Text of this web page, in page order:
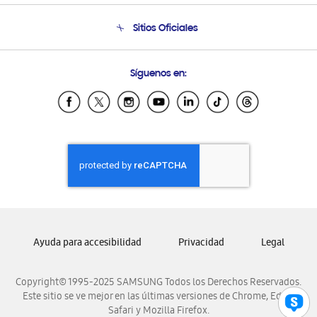
Soporte vía eMail
Sitios Oficiales
Samsung Ecuador
Samsung El Salvador
Samsung Honduras
Samsung Nicaragua
Samsung Panamá
Samsung Venezuela
Síguenos en:
Copyright© 1995-2025 SAMSUNG Todos los Derechos Reservados.
Este sitio se ve mejor en las últimas versiones de Chrome, Edge,
Safari y Mozilla Firefox.
Ayuda para accesibilidad Privacidad Legal